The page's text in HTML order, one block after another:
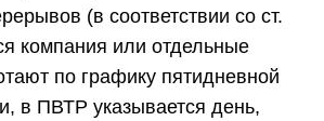
(в соответствии со ст.
компания или отдельные
по графику пятидневной
в ПВТР указывается день,